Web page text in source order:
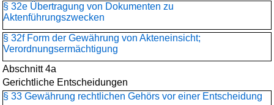
§ 32e Übertragung von Dokumenten zu
Aktenführungszwecken
§ 32f Form der Gewährung von Akteneinsicht;
Verordnungsermächtigung
Abschnitt 4a
Gerichtliche Entscheidungen
§ 33 Gewährung rechtlichen Gehörs vor einer Entscheidung